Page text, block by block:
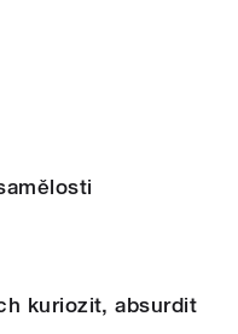
kuriozit, absurdit